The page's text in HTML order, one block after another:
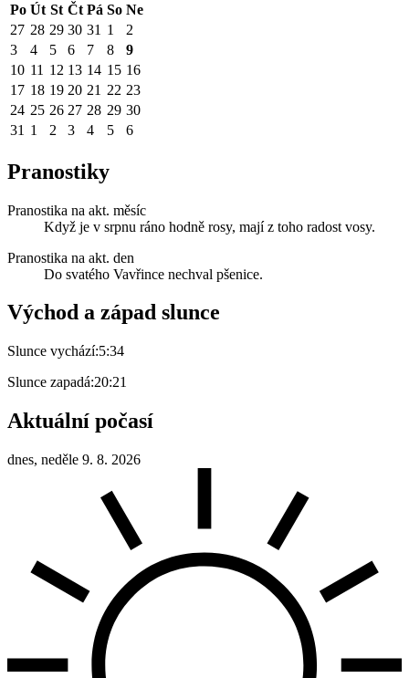
Po Út St Čt Pá So Ne
27 28 29 30 31 1
2
3
4 5 6 7 8
9
10 11 12 13 14 15 16
17 18 19 20 21 22 23
24 25 26 27 28 29 30
31 1 2 3 4 5 6
Pranostiky
Pranostika na akt. měsíc
Když je v srpnu ráno hodně rosy, mají z toho radost vosy.
Pranostika na akt. den
Do svatého Vavřince nechval pšenice.
Východ a západ slunce
Slunce vychází:5:34
Slunce zapadá:20:21
Aktuální počasí
dnes, neděle 9. 8. 2026